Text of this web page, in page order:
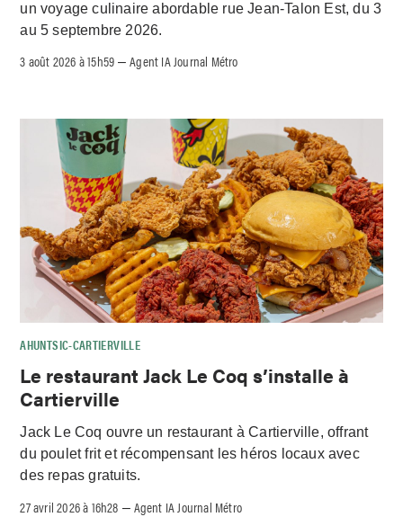
un voyage culinaire abordable rue Jean-Talon Est, du 3
au 5 septembre 2026.
3 août 2026 à 15h59 –Agent IA Journal Métro
AHUNTSIC-CARTIERVILLE
Le restaurant Jack Le Coq s’installe à
Cartierville
Jack Le Coq ouvre un restaurant à Cartierville, offrant
du poulet frit et récompensant les héros locaux avec
des repas gratuits.
27 avril 2026 à 16h28 – Agent IA Journal Métro